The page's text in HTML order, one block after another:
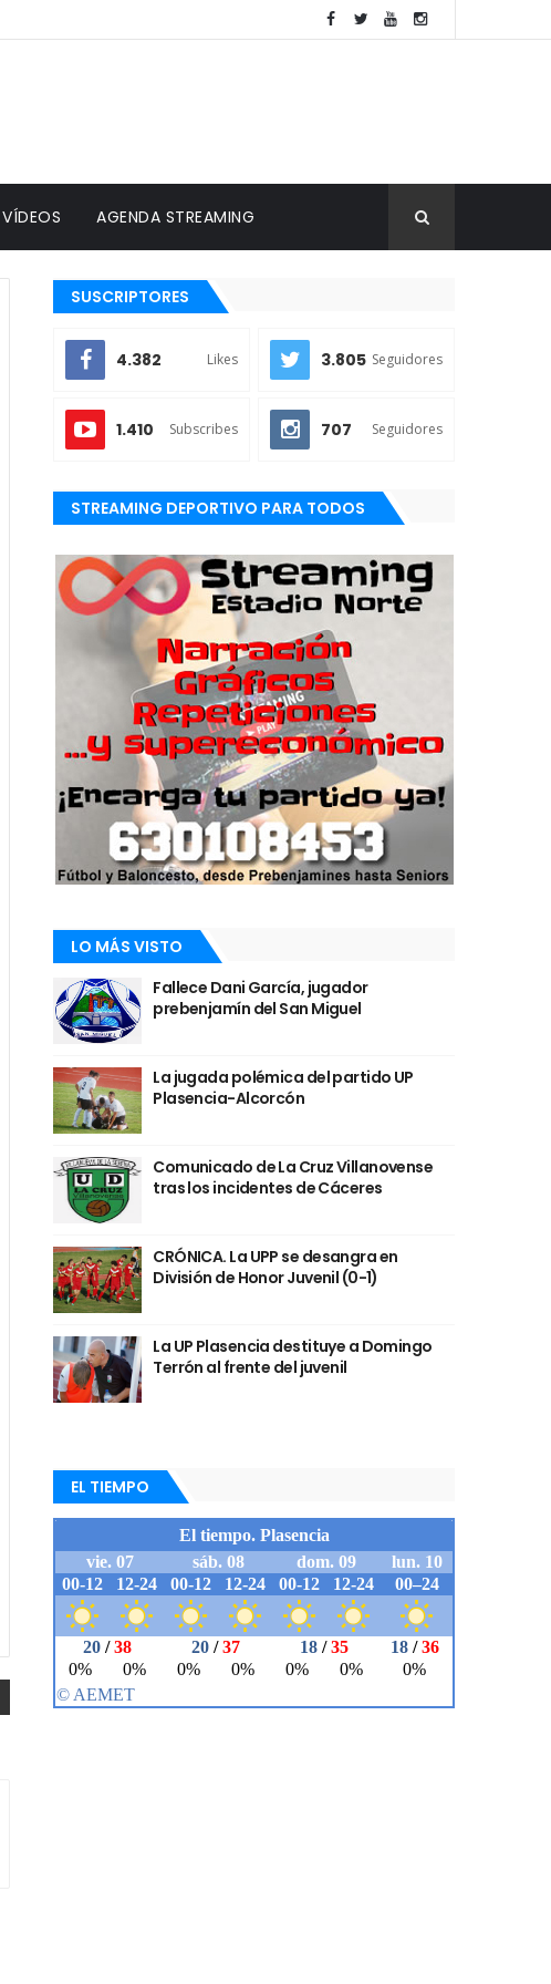
VÍDEOS AGENDA STREAMING
SUSCRIPTORES
4.382 Likes 3.805 Seguidores
1.410 Subscribes 707 Seguidores
STREAMING DEPORTIVO PARA TODOS
LO MÁS VISTO
Fallece Dani García, jugador
prebenjamín del San Miguel
La jugada polémica del partido UP
Plasencia-Alcorcón
Comunicado de La Cruz Villanovense
tras los incidentes de Cáceres
CRÓNICA. La UPP se desangra en
División de Honor Juvenil (0-1)
La UP Plasencia destituye a Domingo
Terrón al frente del juvenil
EL TIEMPO